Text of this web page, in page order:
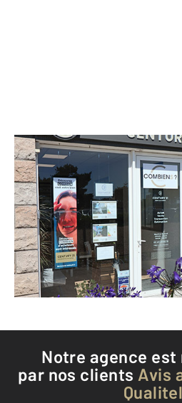
CENTURY 21
57 avenue
LE CROISIC
Envoyer
Téléphoner
Notre agence
par nos clients Avis